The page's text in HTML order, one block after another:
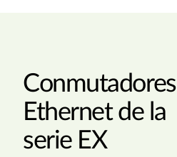
Conmutadores
Ethernet de la
serie EX